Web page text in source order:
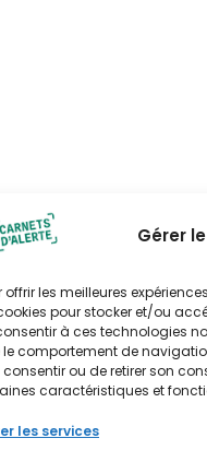
Gérer
offrir les meilleures
pour stocker et/ou
à ces technologies
comportement de
ou de retirer son
caractéristiques et
les services
intégrale ou
et préalable de Carnets